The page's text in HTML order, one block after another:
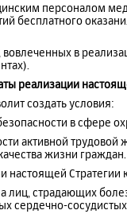
персоналом
бесплатного
в
реализации
создать условия:
в сфере
активной
жизни граждан.
Стратегии
лиц, страдающих
сердечно-